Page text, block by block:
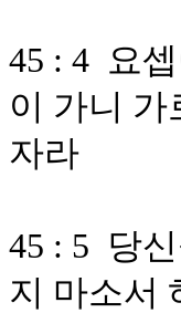
45 : 4 요
이 가니
자라
45 : 5 당
지 마소서